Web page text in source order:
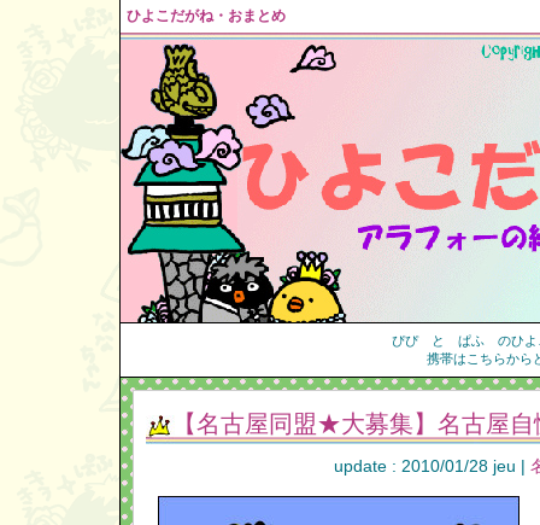
ひよこだがね・おまとめ
ぴぴ と ぱふ のひよ
携帯はこちらから
【名古屋同盟★大募集】名古屋
update : 2010/01/28 jeu |